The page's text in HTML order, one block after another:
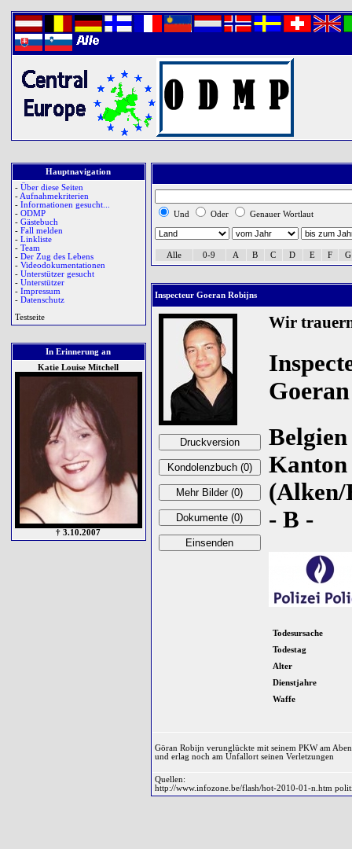
Hauptnavigation
- Über diese Seiten
- Aufnahmekriterien
- Informationen gesucht...
- ODMP
- Gästebuch
- Fall melden
- Linkliste
- Team
- Der Zug des Lebens
- Videodokumentationen
- Unterstützer gesucht
- Unterstützer
- Impressum
- Datenschutz
Testseite
In Erinnerung an
Katie Louise Mitchell
† 3.10.2007
Und Oder Genauer Wortlaut
Alle 0-9 A B C D E F G
Inspecteur Goeran Robijns
Wir
(Alken/
- B -
Todesursache
Todestag
Alter
Dienstjahre
Waffe
Göran Robijn verunglückte mit seinem PKW am
und erlag noch am Unfallort seinen Verletzungen
Quellen:
http://www.infozone.be/flash/hot-2010-01-n.htm